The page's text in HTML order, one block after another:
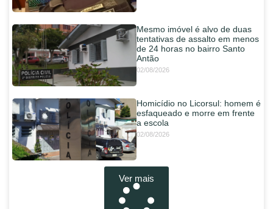
Mesmo imóvel é alvo de duas
tentativas de assalto em menos
de 24 horas no bairro Santo
Antão
02/08/2026
Homicídio no Licorsul: homem é
esfaqueado e morre em frente
a escola
02/08/2026
Ver mais